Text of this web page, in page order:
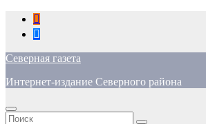
Перейти
содержимому
Северная газета
Интернет-издание Северного района